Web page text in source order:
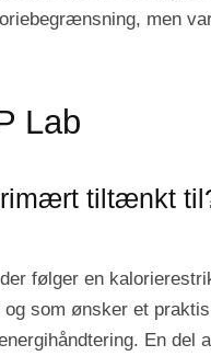
men
Lab
tiltænkt
følger en
som ønsker et
En del